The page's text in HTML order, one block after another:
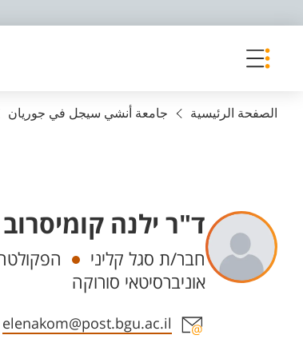
الصفحة الرئيسية جامعة أنشي سيجل في جوريان
ד"ר ילנה קומיסרוב
Departments
חבר/ת סגל קליני
אוניברסיטאי סורוקה
contact section
elenakom@post.bgu.ac.il